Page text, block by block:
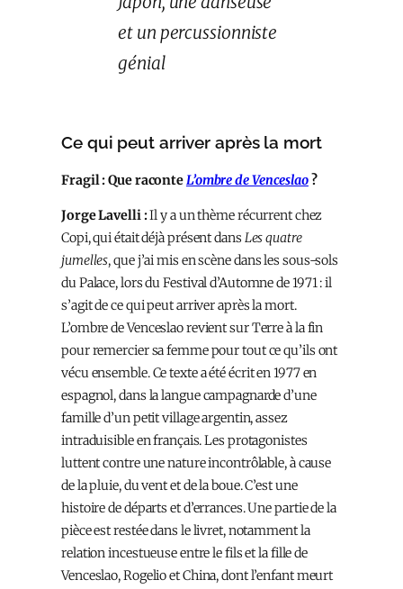
et un percussionniste
génial
Ce qui peut arriver après la mort
Fragil : Que raconteL’ombre de Venceslao?
Jorge Lavelli :Il y a un thème récurrent chez
Copi, qui était déjà présent dans Les quatre
jumelles, que j’ai mis en scène dans les sous-sols
du Palace, lors du Festival d’Automne de 1971 : il
s’agit de ce qui peut arriver après la mort.
L’ombre de Venceslao revient sur Terre à la fin
pour remercier sa femme pour tout ce qu’ils ont
vécu ensemble. Ce texte a été écrit en 1977 en
espagnol, dans la langue campagnarde d’une
famille d’un petit village argentin, assez
intraduisible en français. Les protagonistes
luttent contre une nature incontrôlable, à cause
de la pluie, du vent et de la boue. C’est une
histoire de départs et d’errances. Une partie de la
pièce est restée dans le livret, notamment la
relation incestueuse entre le fils et la fille de
Venceslao, Rogelio et China, dont l’enfant meurt